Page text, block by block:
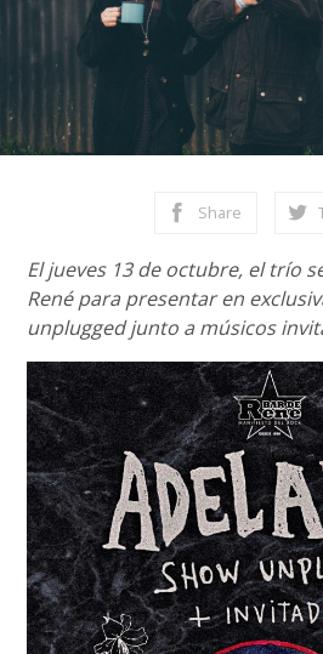
Share
El jueves 13 de octubre, el trío
René para presentar en
unplugged junto a músicos